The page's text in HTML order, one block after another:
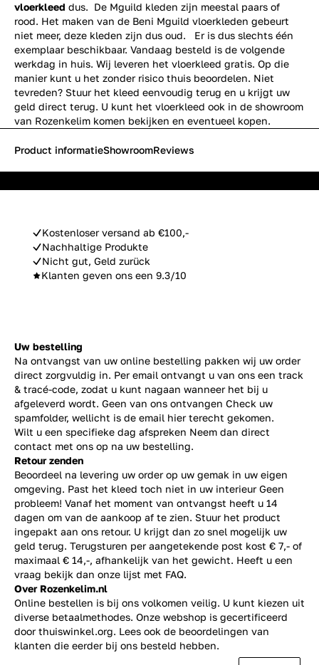
vloerkleed dus. De Mguild kleden zijn meestal paars of
rood. Het maken van de Beni Mguild vloerkleden gebeurt
niet meer, deze kleden zijn dus oud. Er is dus slechts één
exemplaar beschikbaar. Vandaag besteld is de volgende
werkdag in huis. Wij leveren het vloerkleed gratis. Op die
manier kunt u het zonder risico thuis beoordelen. Niet
tevreden? Stuur het kleed eenvoudig terug en u krijgt uw
geld direct terug. U kunt het vloerkleed ook in de showroom
van Rozenkelim komen bekijken en eventueel kopen.
Kostenloser versand ab €100,-
Nachhaltige Produkte
Nicht gut, Geld zurück
Klanten geven ons een 9.3/10
Product informatieShowroomReviews
Uw bestelling
Na ontvangst van uw online bestelling pakken wij uw order
direct zorgvuldig in. Per email ontvangt u van ons een track
& tracé-code, zodat u kunt nagaan wanneer het bij u
afgeleverd wordt. Geen van ons ontvangen Check uw
spamfolder, wellicht is de email hier terecht gekomen.
Wilt u een specifieke dag afspreken Neem dan direct
contact met ons op na uw bestelling.
Retour zenden
Beoordeel na levering uw order op uw gemak in uw eigen
omgeving. Past het kleed toch niet in uw interieur Geen
probleem! Vanaf het moment van ontvangst heeft u 14
dagen om van de aankoop af te zien. Stuur het product
ingepakt aan ons retour. U krijgt dan zo snel mogelijk uw
geld terug. Terugsturen per aangetekende post kost € 7,- of
maximaal € 14,-, afhankelijk van het gewicht. Heeft u een
vraag bekijk dan onze lijst met FAQ.
Over Rozenkelim.nl
Online bestellen is bij ons volkomen veilig. U kunt kiezen uit
diverse betaalmethodes. Onze webshop is gecertificeerd
door thuiswinkel.org. Lees ook de beoordelingen van
klanten die eerder bij ons besteld hebben.